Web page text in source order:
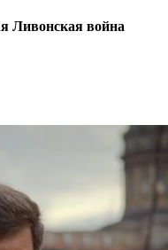
Ливонская война